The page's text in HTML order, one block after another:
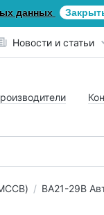
данных
Новости и статьи
ВА21-29В